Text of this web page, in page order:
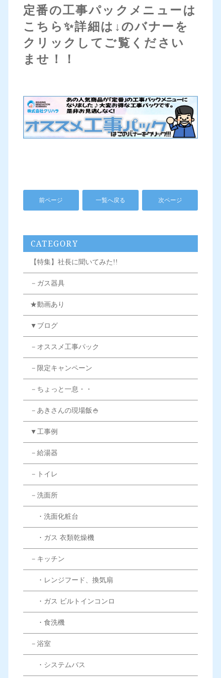
定番の工事パックメニューは
こちら✨詳細は↓のバナーを
クリックしてご覧ください
ませ！！
前ページ 一覧へ戻る 次ページ
CATEGORY
【特集】社長に聞いてみた!!
－ガス器具
★動画あり
▼ブログ
－オススメ工事パック
－限定キャンペーン
－ちょっと一息・・
－あきさんの現場飯🍚
▼工事例
－給湯器
－トイレ
－洗面所
・洗面化粧台
・ガス 衣類乾燥機
－キッチン
・レンジフード、換気扇
・ガス ビルトインコンロ
・食洗機
－浴室
・システムバス